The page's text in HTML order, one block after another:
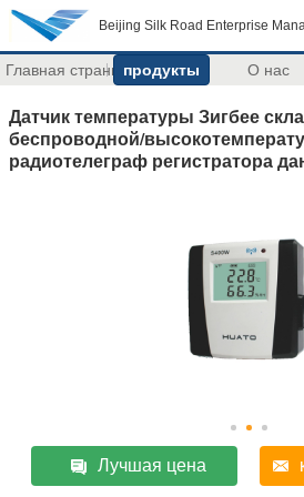
Beijing Silk Road Enterprise
Главная страницапродукты О нас
Датчик температуры Зигбее
беспроводной/
радиотелеграф регистратора
Лучшая цена